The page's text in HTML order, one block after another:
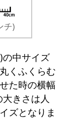
チ)
中サイズ
くふくらむ
た時の横幅
きさは人
ズとなりま